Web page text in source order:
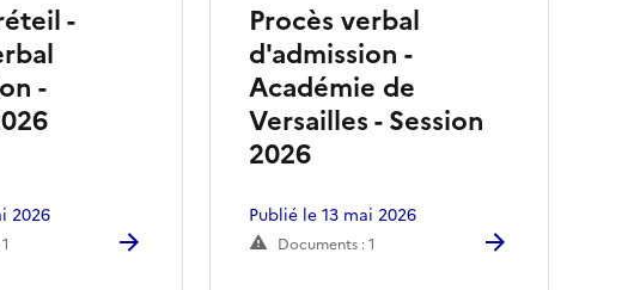
-
-
2026
Procès verbal
d'admission -
Académie de
Versailles - Session
2026
Publié le 13 mai 2026
Documents : 1